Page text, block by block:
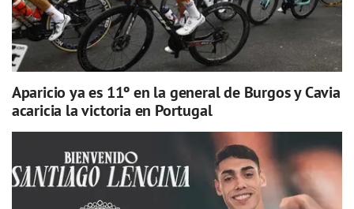
Aparicio ya es 11º en la general de Burgos y Cavia
acaricia la victoria en Portugal